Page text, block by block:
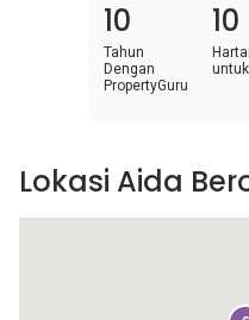
10
Tahun
Dengan
PropertyGuru
10
Lokasi Aida